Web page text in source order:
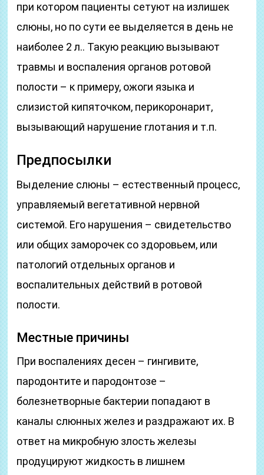
при котором пациенты сетуют на излишек
слюны, но по сути ее выделяется в день не
наиболее 2 л.. Такую реакцию вызывают
травмы и воспаления органов ротовой
полости – к примеру, ожоги языка и
слизистой кипяточком, перикоронарит,
вызывающий нарушение глотания и т.п.
Предпосылки
Выделение слюны – естественный процесс,
управляемый вегетативной нервной
системой. Его нарушения – свидетельство
или общих заморочек со здоровьем, или
патологий отдельных органов и
воспалительных действий в ротовой
полости.
Местные причины
При воспалениях десен – гингивите,
пародонтите и пародонтозе –
болезнетворные бактерии попадают в
каналы слюнных желез и раздражают их. В
ответ на микробную злость железы
продуцируют жидкость в лишнем